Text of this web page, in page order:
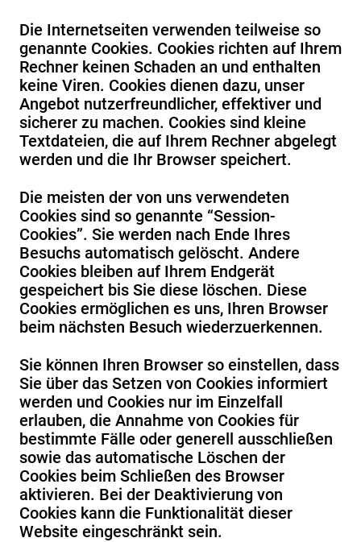
Die Internetseiten verwenden teilweise so
genannte Cookies. Cookies richten auf Ihrem
Rechner keinen Schaden an und enthalten
keine Viren. Cookies dienen dazu, unser
Angebot nutzerfreundlicher, effektiver und
sicherer zu machen. Cookies sind kleine
Textdateien, die auf Ihrem Rechner abgelegt
werden und die Ihr Browser speichert.
Die meisten der von uns verwendeten
Cookies sind so genannte “Session-
Cookies”. Sie werden nach Ende Ihres
Besuchs automatisch gelöscht. Andere
Cookies bleiben auf Ihrem Endgerät
gespeichert bis Sie diese löschen. Diese
Cookies ermöglichen es uns, Ihren Browser
beim nächsten Besuch wiederzuerkennen.
Sie können Ihren Browser so einstellen, dass
Sie über das Setzen von Cookies informiert
werden und Cookies nur im Einzelfall
erlauben, die Annahme von Cookies für
bestimmte Fälle oder generell ausschließen
sowie das automatische Löschen der
Cookies beim Schließen des Browser
aktivieren. Bei der Deaktivierung von
Cookies kann die Funktionalität dieser
Website eingeschränkt sein.